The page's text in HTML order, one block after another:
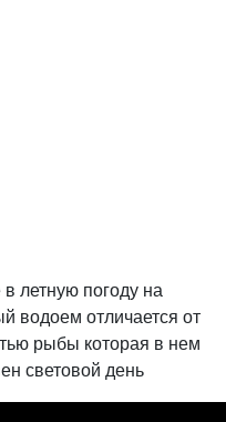
летную погоду на
водоем отличается от
рыбы которая в нем
световой день